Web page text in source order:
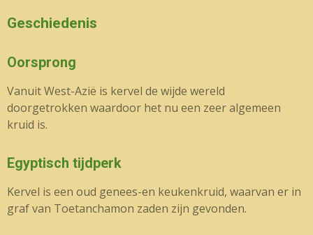
Geschiedenis
Oorsprong
Vanuit West-Azië is kervel de wijde wereld
doorgetrokken waardoor het nu een zeer algemeen
kruid is.
Egyptisch tijdperk
Kervel is een oud genees-en keukenkruid, waarvan er in
graf van Toetanchamon zaden zijn gevonden.